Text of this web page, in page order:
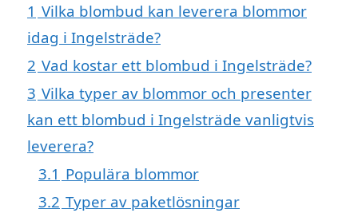
1 Vilka blombud kan leverera blommor
idag i Ingelsträde?
2 Vad kostar ett blombud i Ingelsträde?
3 Vilka typer av blommor och presenter
kan ett blombud i Ingelsträde vanligtvis
leverera?
3.1 Populära blommor
3.2 Typer av paketlösningar